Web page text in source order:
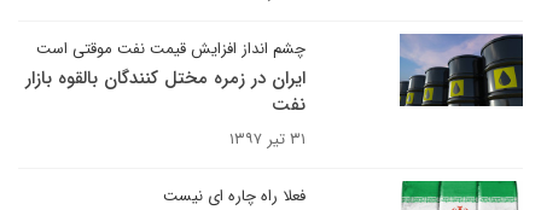
چشم انداز افزایش قیمت نفت موقتی است
ایران در زمره مختل کنندگان بالقوه بازار
نفت
۳۱ تیر ۱۳۹۷
فعلا راه چاره ای نیست